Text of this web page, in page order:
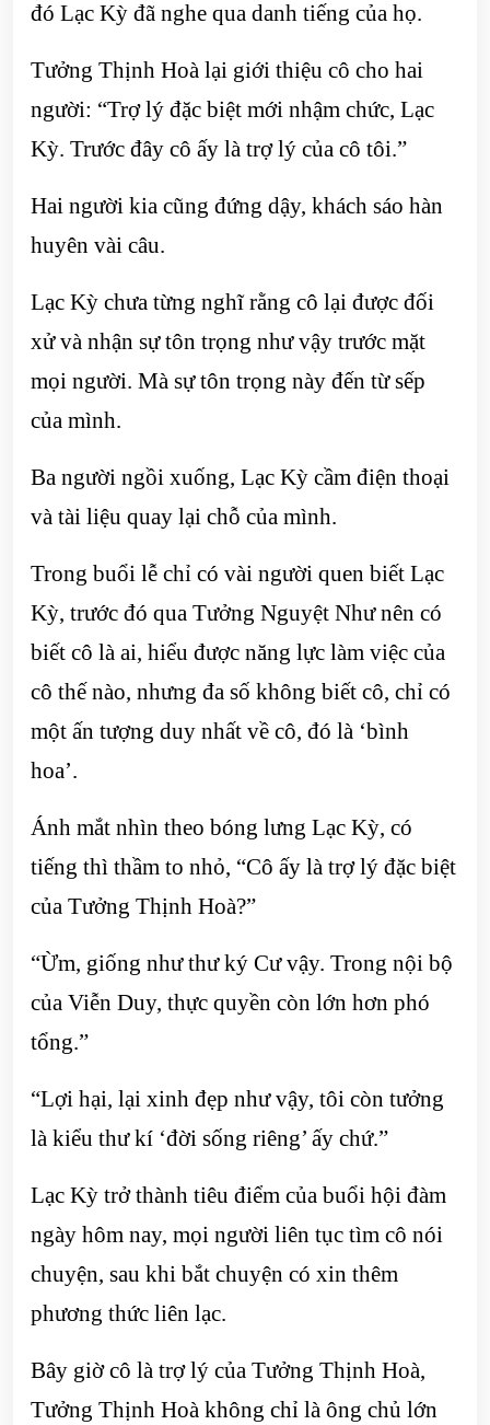
đó Lạc Kỳ đã nghe qua danh tiếng của họ.
Tưởng Thịnh Hoà lại giới thiệu cô cho hai
người: “Trợ lý đặc biệt mới nhậm chức, Lạc
Kỳ. Trước đây cô ấy là trợ lý của cô tôi.”
Hai người kia cũng đứng dậy, khách sáo hàn
huyên vài câu.
Lạc Kỳ chưa từng nghĩ rằng cô lại được đối
xử và nhận sự tôn trọng như vậy trước mặt
mọi người. Mà sự tôn trọng này đến từ sếp
của mình.
Ba người ngồi xuống, Lạc Kỳ cầm điện thoại
và tài liệu quay lại chỗ của mình.
Trong buổi lễ chỉ có vài người quen biết Lạc
Kỳ, trước đó qua Tưởng Nguyệt Như nên có
biết cô là ai, hiểu được năng lực làm việc của
cô thế nào, nhưng đa số không biết cô, chỉ có
một ấn tượng duy nhất về cô, đó là ‘bình
hoa’.
Ánh mắt nhìn theo bóng lưng Lạc Kỳ, có
tiếng thì thầm to nhỏ, “Cô ấy là trợ lý đặc biệt
của Tưởng Thịnh Hoà?”
“Ừm, giống như thư ký Cư vậy. Trong nội bộ
của Viễn Duy, thực quyền còn lớn hơn phó
tổng.”
“Lợi hại, lại xinh đẹp như vậy, tôi còn tưởng
là kiểu thư kí ‘đời sống riêng’ ấy chứ.”
Lạc Kỳ trở thành tiêu điểm của buổi hội đàm
ngày hôm nay, mọi người liên tục tìm cô nói
chuyện, sau khi bắt chuyện có xin thêm
phương thức liên lạc.
Bây giờ cô là trợ lý của Tưởng Thịnh Hoà,
Tưởng Thịnh Hoà không chỉ là ông chủ lớn